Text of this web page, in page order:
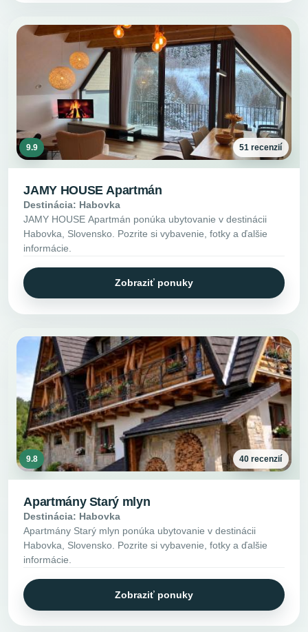
9.9 51 recenzií
JAMY HOUSE Apartmán
Destinácia: Habovka
JAMY HOUSE Apartmán ponúka ubytovanie v destinácii
Habovka, Slovensko. Pozrite si vybavenie, fotky a ďalšie
informácie.
Zobraziť ponuky
9.8 40 recenzií
Apartmány Starý mlyn
Destinácia: Habovka
Apartmány Starý mlyn ponúka ubytovanie v destinácii
Habovka, Slovensko. Pozrite si vybavenie, fotky a ďalšie
informácie.
Zobraziť ponuky